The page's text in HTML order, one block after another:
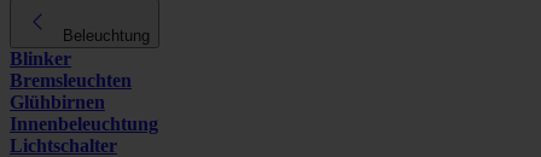
Beleuchtung
Blinker
Bremsleuchten
Glühbirnen
Innenbeleuchtung
Lichtschalter